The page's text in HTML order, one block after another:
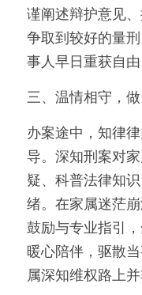
谨阐述辩护意见
争取到较好的量
事人早日重获自
三、温情相守，
办案途中，知律
导。深知刑案对
疑、科普法律知
绪。在家属迷茫
鼓励与专业指引
暖心陪伴，驱散
属深知维权路上并